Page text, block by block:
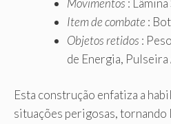
Movimentos :
Item de combate :
Objetos retidos :
de Energia, Pulseira
Esta construção enfatiza a
situações perigosas, tornando